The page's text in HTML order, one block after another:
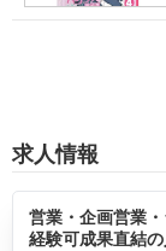
求人情報
営業・企画営業
経験可成果直結